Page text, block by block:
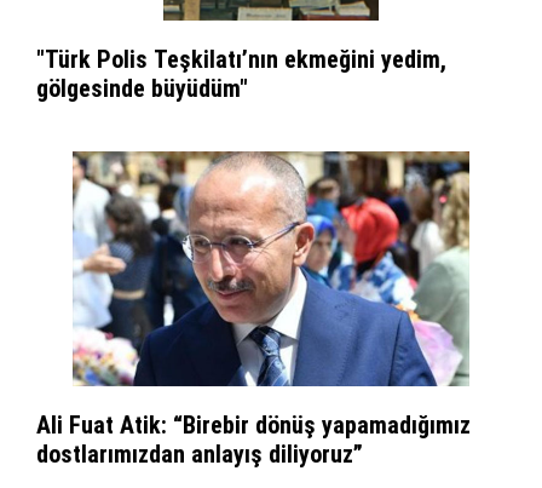
"Türk Polis Teşkilatı’nın ekmeğini yedim,
gölgesinde büyüdüm"
Ali Fuat Atik: “Birebir dönüş yapamadığımız
dostlarımızdan anlayış diliyoruz”